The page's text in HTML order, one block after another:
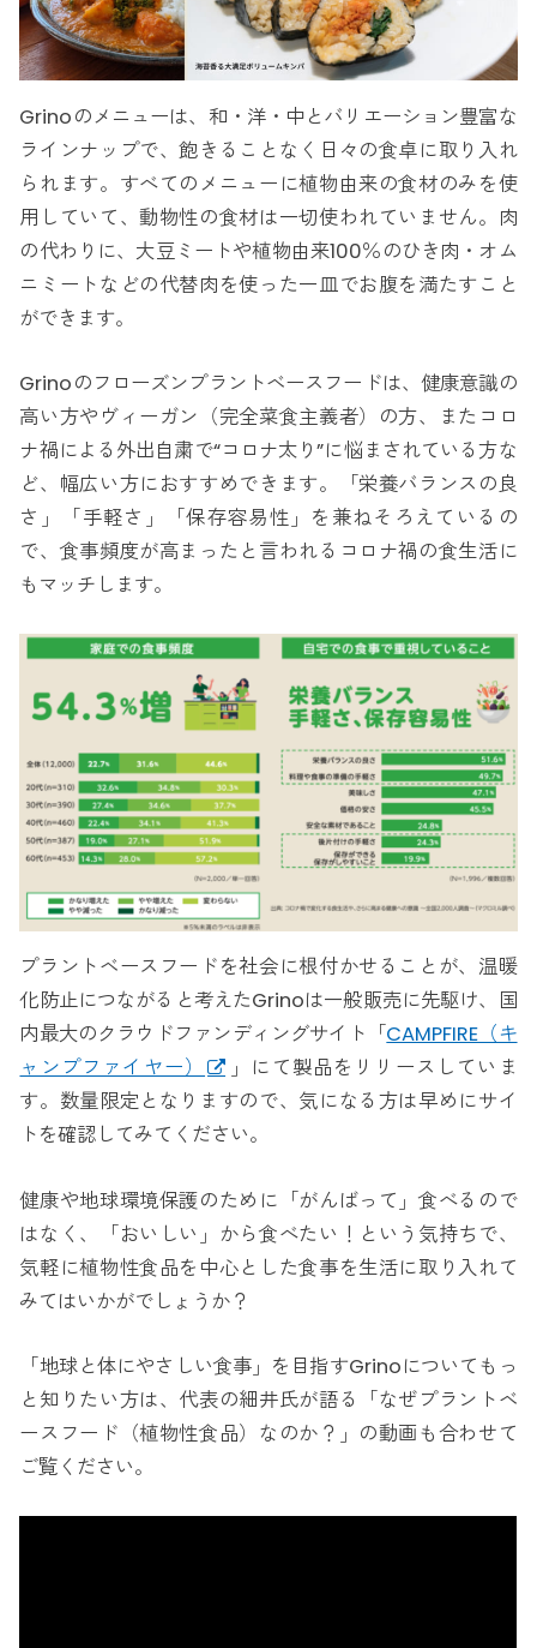
Grinoのメニューは、和・洋・中とバリエーション豊富な
ラインナップで、飽きることなく日々の食卓に取り入れ
られます。すべてのメニューに植物由来の食材のみを使
用していて、動物性の食材は一切使われていません。肉
の代わりに、大豆ミートや植物由来100％のひき肉・オム
ニミートなどの代替肉を使った一皿でお腹を満たすこと
ができます。
Grinoのフローズンプラントベースフードは、健康意識の
高い方やヴィーガン（完全菜食主義者）の方、またコロ
ナ禍による外出自粛で“コロナ太り”に悩まされている方な
ど、幅広い方におすすめできます。「栄養バランスの良
さ」「手軽さ」「保存容易性」を兼ねそろえているの
で、食事頻度が高まったと言われるコロナ禍の食生活に
もマッチします。
プラントベースフードを社会に根付かせることが、温暖
化防止につながると考えたGrinoは一般販売に先駆け、国
内最大のクラウドファンディングサイト「CAMPFIRE（キ
ャンプファイヤー）
」にて製品をリリースしていま
す。数量限定となりますので、気になる方は早めにサイ
トを確認してみてください。
健康や地球環境保護のために「がんばって」食べるので
はなく、「おいしい」から食べたい！という気持ちで、
気軽に植物性食品を中心とした食事を生活に取り入れて
みてはいかがでしょうか？
「地球と体にやさしい食事」を目指すGrinoについてもっ
と知りたい方は、代表の細井氏が語る「なぜプラントベ
ースフード（植物性食品）なのか？」の動画も合わせて
ご覧ください。